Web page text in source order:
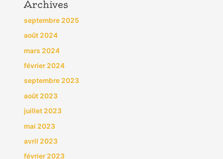
Archives
septembre 2025
août 2024
mars 2024
février 2024
septembre 2023
août 2023
juillet 2023
mai 2023
avril 2023
février 2023